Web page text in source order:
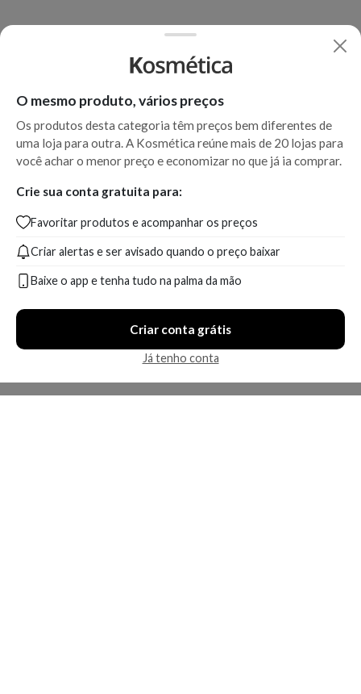
O mesmo produto, vários preços
Os produtos desta categoria têm preços bem diferentes de
uma loja para outra. A Kosmética reúne mais de 20 lojas para
você achar o menor preço e economizar no que já ia comprar.
Crie sua conta gratuita para:
Favoritar produtos e acompanhar os preços
Criar alertas e ser avisado quando o preço baixar
Baixe o app e tenha tudo na palma da mão
Criar conta grátis
Já tenho conta